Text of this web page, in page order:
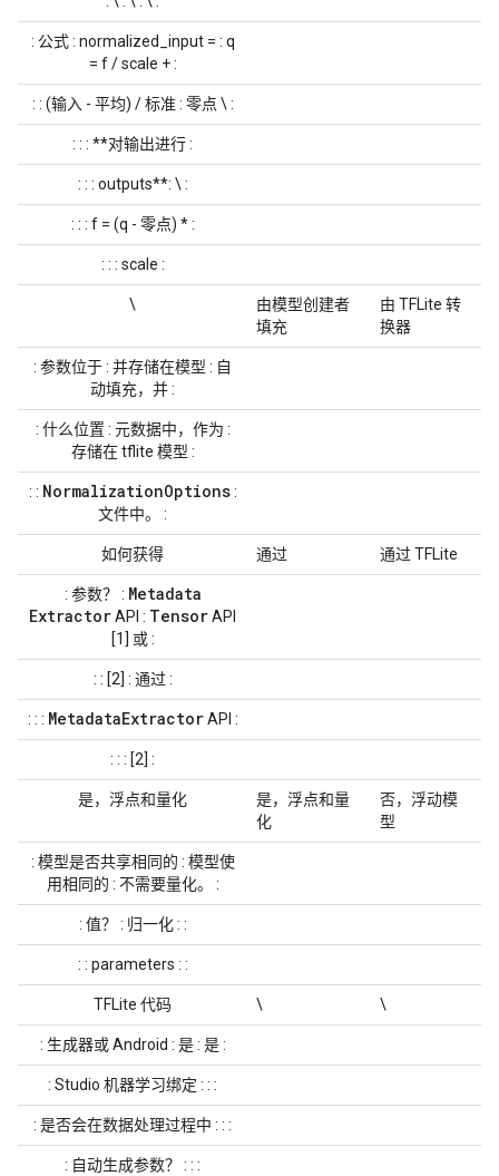
: 公式 : normalized_input = : q
= f / scale + :
: : (输入 - 平均) / 标准 : 零点 \ :
: : : **对输出进行 :
: : : outputs**: \ :
: : : f = (q - 零点) * :
: : : scale :
\
由模型创建者
填充
由 TFLite 转
换器
: 参数位于 : 并存储在模型 : 自
动填充，并 :
: 什么位置 : 元数据中，作为 :
存储在 tflite 模型 :
: : NormalizationOptions:
文件中。 :
如何获得 通过 通过 TFLite
: 参数？ : Metadata
ExtractorAPI : TensorAPI
[1] 或 :
: : [2] : 通过 :
: : : MetadataExtractorAPI :
: : : [2] :
是，浮点和量化
是，浮点和量
化
否，浮动模
型
: 模型是否共享相同的 : 模型使
用相同的 : 不需要量化。 :
: 值？ : 归一化 : :
: : parameters : :
TFLite 代码 \ \
: 生成器或 Android : 是 : 是 :
: Studio 机器学习绑定 : : :
: 是否会在数据处理过程中 : : :
: 自动生成参数？ : : :